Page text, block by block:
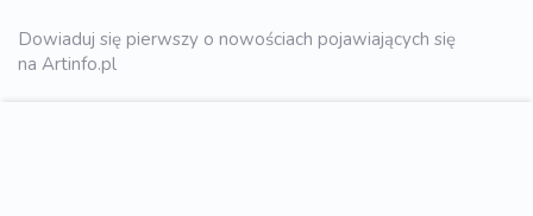
Dowiaduj się pierwszy o nowościach pojawiających się
na Artinfo.pl